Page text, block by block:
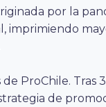
por la
imprimiendo
ProChile. Tras
de